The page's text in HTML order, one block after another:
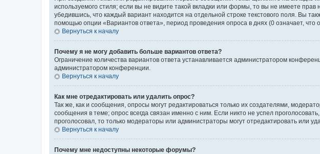
используемого стиля; если вы не видите такой вкладки или формы, то вы не имеете
убедившись, что каждый вариант находится на отдельной строке текстового поля. Вы
помощью опции «Вариантов ответа», период проведения опроса в днях (0 означает, что
Вернуться к началу
Почему я не могу добавить больше вариантов ответа?
Ограничение количества вариантов ответа устанавливается администратором
администратором конференции.
Вернуться к началу
Как мне отредактировать или удалить опрос?
Так же, как и сообщения, опросы могут редактироваться только их создателями,
сообщения в теме; опрос всегда связан именно с ним. Если никто не успел
проголосовал, то только модераторы или администраторы могут отредактировать или
Вернуться к началу
Почему мне недоступны некоторые форумы?